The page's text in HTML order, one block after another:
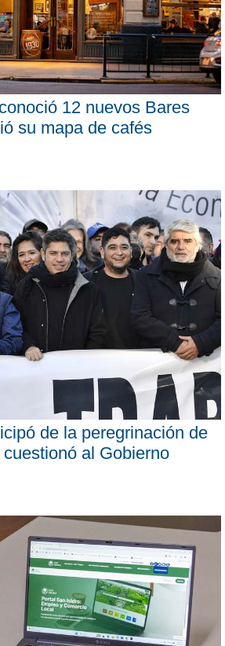
12 nuevos Bares
su mapa de cafés
de la peregrinación de
al Gobierno